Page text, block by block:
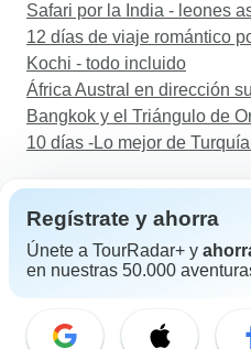
Safari por la India - leones
12 días de viaje romántico
Kochi - todo incluido
África Austral en dirección
Bangkok y el Triángulo de
10 días -Lo mejor de
Ayuda
Correo electrónico:
Regístrate y ahorra
Únete a TourRadar+ y
en nuestras 50.000